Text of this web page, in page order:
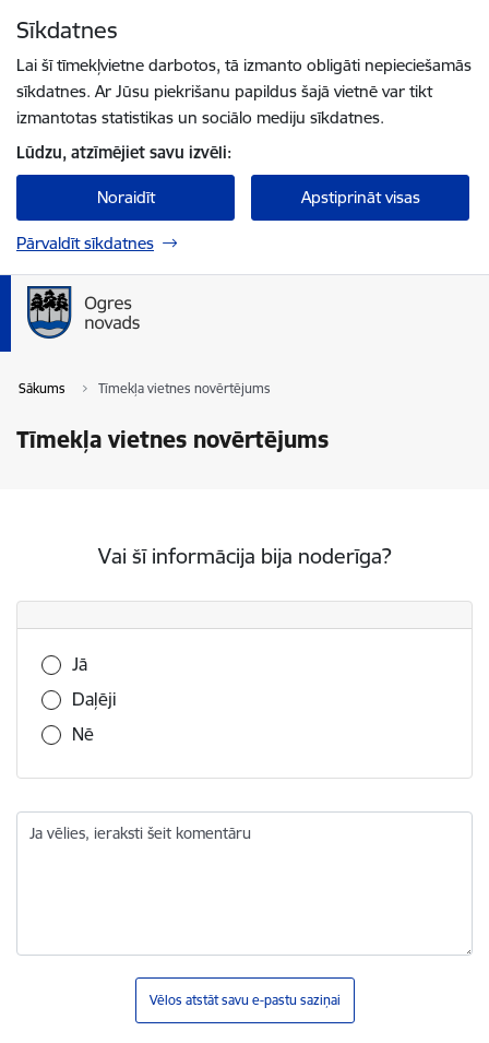
Sīkdatnes
Lai šī tīmekļvietne darbotos, tā izmanto obligāti nepieciešamās
sīkdatnes. Ar Jūsu piekrišanu papildus šajā vietnē var tikt
izmantotas statistikas un sociālo mediju sīkdatnes.
Lūdzu, atzīmējiet savu izvēli:
Noraidīt Apstiprināt visas
Pārvaldīt sīkdatnes
Sākums Tīmekļa vietnes novērtējums
Tīmekļa vietnes novērtējums
Vai šī informācija bija noderīga?
Vai šī informācija bija noderīga?
Jā
Daļēji
Nē
Ja vēlies, ieraksti šeit komentāru
Vēlos atstāt savu e-pastu saziņai